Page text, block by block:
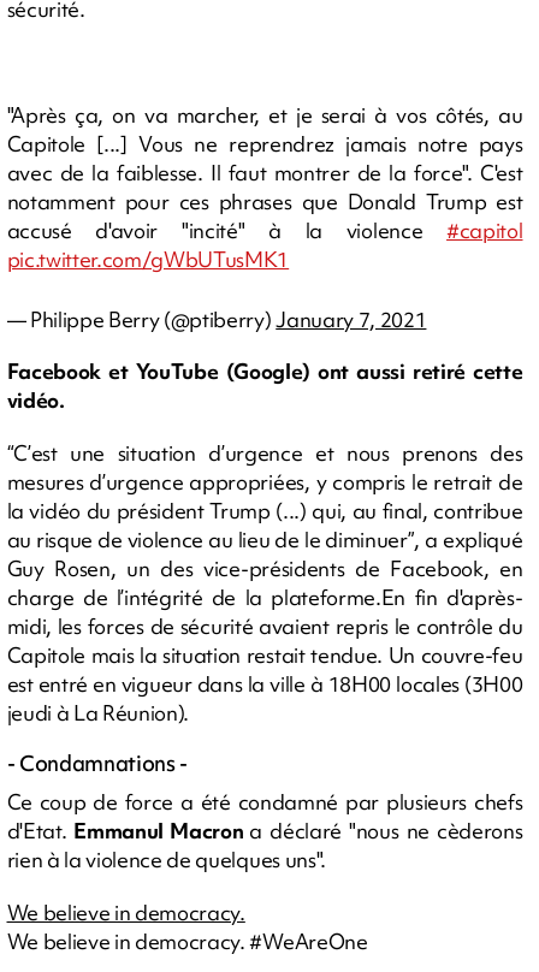
sécurité.
"Après ça, on va marcher, et je serai à vos côtés, au
Capitole [...] Vous ne reprendrez jamais notre pays
avec de la faiblesse. Il faut montrer de la force". C'est
notamment pour ces phrases que Donald Trump est
accusé d'avoir "incité" à la violence#capitol
pic.twitter.com/gWbUTusMK1
— Philippe Berry (@ptiberry)January 7, 2021
Facebook et YouTube (Google) ont aussi retiré cette
vidéo.
“C’est une situation d’urgence et nous prenons des
mesures d’urgence appropriées, y compris le retrait de
la vidéo du président Trump (...) qui, au final, contribue
au risque de violence au lieu de le diminuer”, a expliqué
Guy Rosen, un des vice-présidents de Facebook, en
charge de l’intégrité de la plateforme.En fin d'après-
midi, les forces de sécurité avaient repris le contrôle du
Capitole mais la situation restait tendue. Un couvre-feu
est entré en vigueur dans la ville à 18H00 locales (3H00
jeudi à La Réunion).
- Condamnations -
Ce coup de force a été condamné par plusieurs chefs
d'Etat. Emmanul Macron a déclaré "nous ne cèderons
rien à la violence de quelques uns".
We believe in democracy.
We believe in democracy. #WeAreOne